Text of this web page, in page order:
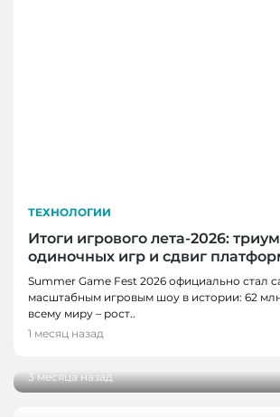
ТЕХНОЛОГИИ
Итоги игрового лета-2026:
одиночных игр и сдвиг
Summer Game Fest 2026 официально стал
масштабным игровым шоу в истории: 62
всему миру – рост..
1 месяц назад
НОВОСТИ, НОВОСТИ
ТЕХНОЛОГИИ
Разработку кузбасских ученых
производстве
3 месяца назад